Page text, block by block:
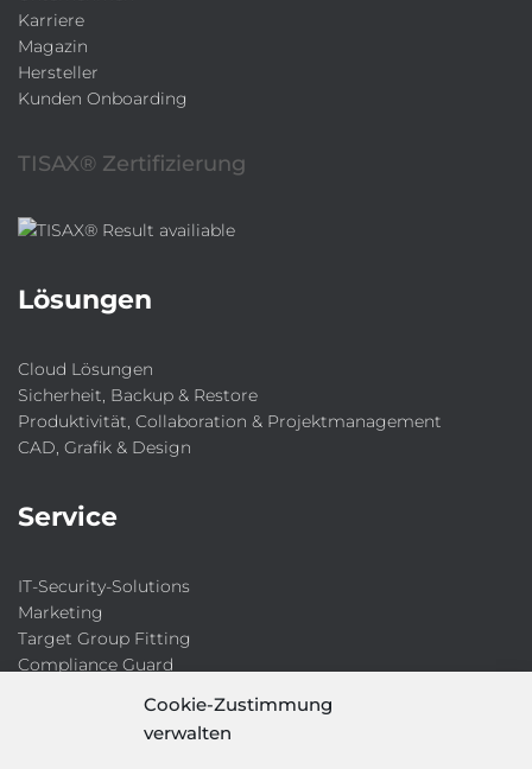
Cookie-Zustimmung
verwalten
Karriere
Magazin
Hersteller
Kunden Onboarding
TISAX® Zertifizierung
Lösungen
Cloud Lösungen
Sicherheit, Backup & Restore
Produktivität, Collaboration & Projektmanagement
CAD, Grafik & Design
Service
IT-Security-Solutions
Marketing
Target Group Fitting
Compliance Guard